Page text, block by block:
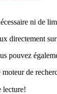
ni de
directement
pouvez
de
lecture!